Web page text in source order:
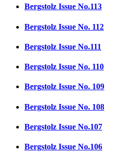
Bergstolz Issue No.113
Bergstolz Issue No. 112
Bergstolz Issue No.111
Bergstolz Issue No. 110
Bergstolz Issue No. 109
Bergstolz Issue No. 108
Bergstolz Issue No.107
Bergstolz Issue No.106